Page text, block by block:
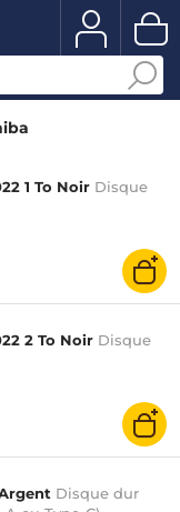
1 To Noir Disque
2 To Noir Disque
Disque dur